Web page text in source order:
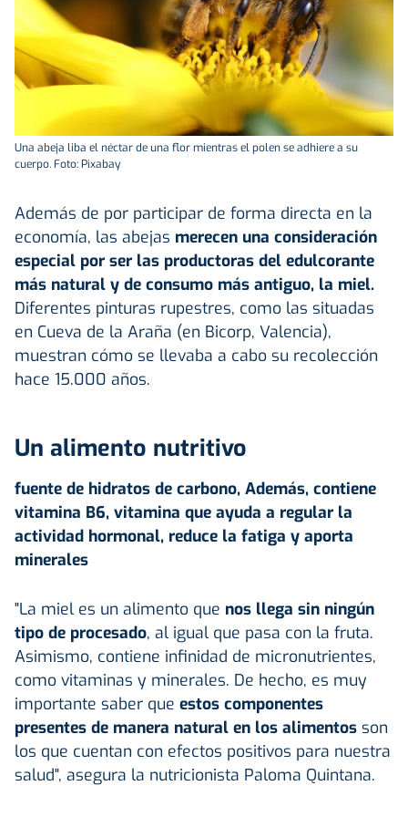
Una abeja liba el néctar de una flor mientras el polen se adhiere a su
cuerpo. Foto: Pixabay
Además de por participar de forma directa en la
economía, las abejas merecen una consideración
especial por ser las productoras del edulcorante
más natural y de consumo más antiguo, la miel.
Diferentes pinturas rupestres, como las situadas
en Cueva de la Araña (en Bicorp, Valencia),
muestran cómo se llevaba a cabo su recolección
hace 15.000 años.
Un alimento nutritivo
fuente de hidratos de carbono, Además, contiene
vitamina B6, vitamina que ayuda a regular la
actividad hormonal, reduce la fatiga y aporta
minerales
"La miel es un alimento que nos llega sin ningún
tipo de procesado, al igual que pasa con la fruta.
Asimismo, contiene infinidad de micronutrientes,
como vitaminas y minerales. De hecho, es muy
importante saber que estos componentes
presentes de manera natural en los alimentos son
los que cuentan con efectos positivos para nuestra
salud", asegura la nutricionista Paloma Quintana.